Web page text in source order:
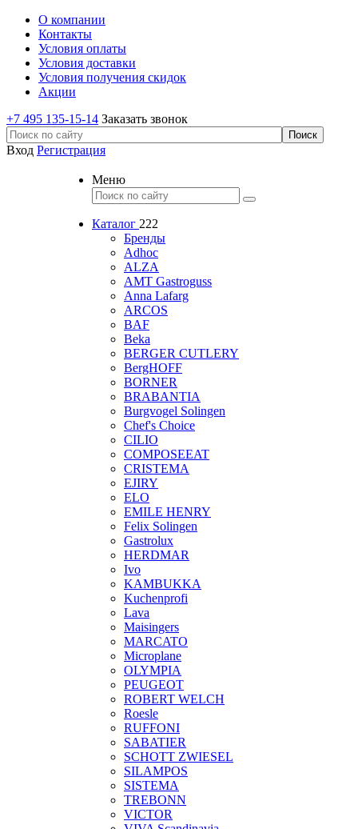
О компании
Контакты
Условия оплаты
Условия доставки
Условия получения скидок
Акции
+7 495 135-15-14 Заказать звонок
Вход Регистрация
Меню
Каталог 222
Бренды
Adhoc
ALZA
AMT Gastroguss
Anna Lafarg
ARCOS
BAF
Beka
BERGER CUTLERY
BergHOFF
BORNER
BRABANTIA
Burgvogel Solingen
Chef's Choice
CILIO
COMPOSEEAT
CRISTEMA
EJIRY
ELO
EMILE HENRY
Felix Solingen
Gastrolux
HERDMAR
Ivo
KAMBUKKA
Kuchenprofi
Lava
Maisingers
MARCATO
Microplane
OLYMPIA
PEUGEOT
ROBERT WELCH
Roesle
RUFFONI
SABATIER
SCHOTT ZWIESEL
SILAMPOS
SISTEMA
TREBONN
VICTOR